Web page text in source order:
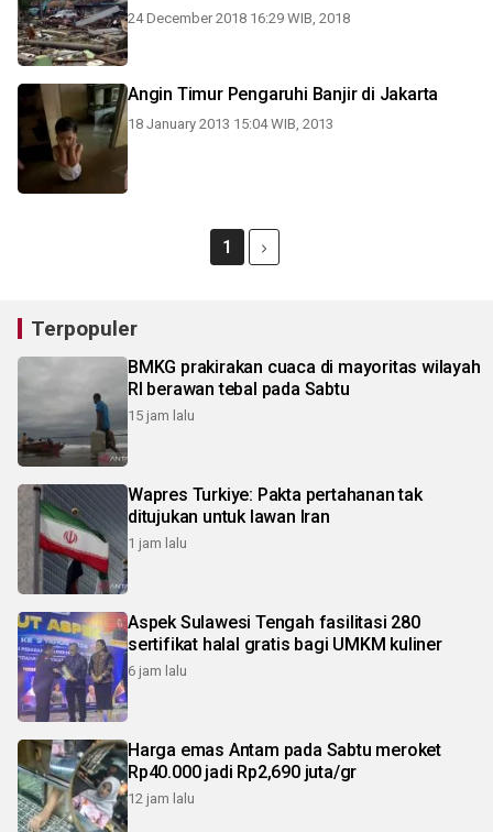
24 December 2018 16:29 WIB, 2018
Angin Timur Pengaruhi Banjir di Jakarta
18 January 2013 15:04 WIB, 2013
1
Terpopuler
BMKG prakirakan cuaca di mayoritas wilayah
RI berawan tebal pada Sabtu
15 jam lalu
Wapres Turkiye: Pakta pertahanan tak
ditujukan untuk lawan Iran
1 jam lalu
Aspek Sulawesi Tengah fasilitasi 280
sertifikat halal gratis bagi UMKM kuliner
6 jam lalu
Harga emas Antam pada Sabtu meroket
Rp40.000 jadi Rp2,690 juta/gr
12 jam lalu